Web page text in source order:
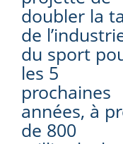
doubler la
de
du sport
les 5
prochaines
années, à
de 800